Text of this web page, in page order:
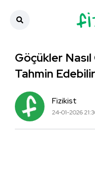
Göçükler
Tahmin
Fizikist
24-01-2026